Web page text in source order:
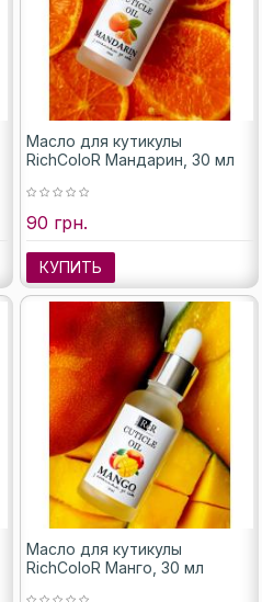
Масло для кутикулы
RichColoR Мандарин, 30 мл
90 грн.
КУПИТЬ
Масло для кутикулы
RichColoR Манго, 30 мл